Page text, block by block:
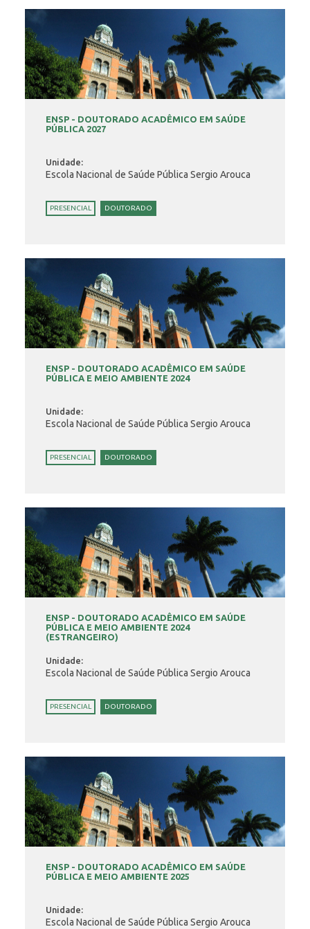
ENSP - DOUTORADO ACADÊMICO EM SAÚDE
PÚBLICA 2027
Unidade:
Escola Nacional de Saúde Pública Sergio Arouca
PRESENCIAL DOUTORADO
ENSP - DOUTORADO ACADÊMICO EM SAÚDE
PÚBLICA E MEIO AMBIENTE 2024
Unidade:
Escola Nacional de Saúde Pública Sergio Arouca
PRESENCIAL DOUTORADO
ENSP - DOUTORADO ACADÊMICO EM SAÚDE
PÚBLICA E MEIO AMBIENTE 2024
(ESTRANGEIRO)
Unidade:
Escola Nacional de Saúde Pública Sergio Arouca
PRESENCIAL DOUTORADO
ENSP - DOUTORADO ACADÊMICO EM SAÚDE
PÚBLICA E MEIO AMBIENTE 2025
Unidade:
Escola Nacional de Saúde Pública Sergio Arouca